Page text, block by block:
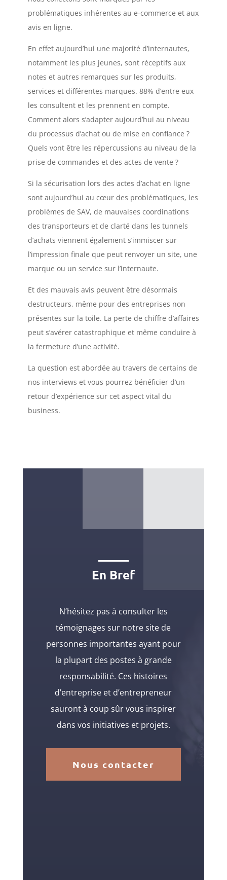
problématiques inhérentes au e-commerce et aux
avis en ligne.
En effet aujourd’hui une majorité d’internautes,
notamment les plus jeunes, sont réceptifs aux
notes et autres remarques sur les produits,
services et différentes marques. 88% d’entre eux
les consultent et les prennent en compte.
Comment alors s’adapter aujourd’hui au niveau
du processus d’achat ou de mise en confiance ?
Quels vont être les répercussions au niveau de la
prise de commandes et des actes de vente ?
Si la sécurisation lors des actes d’achat en ligne
sont aujourd’hui au cœur des problématiques, les
problèmes de SAV, de mauvaises coordinations
des transporteurs et de clarté dans les tunnels
d’achats viennent également s’immiscer sur
l’impression finale que peut renvoyer un site, une
marque ou un service sur l’internaute.
Et des mauvais avis peuvent être désormais
destructeurs, même pour des entreprises non
présentes sur la toile. La perte de chiffre d’affaires
peut s’avérer catastrophique et même conduire à
la fermeture d’une activité.
La question est abordée au travers de certains de
nos interviews et vous pourrez bénéficier d’un
retour d’expérience sur cet aspect vital du
business.
En Bref
N’hésitez pas à consulter les
témoignages sur notre site de
personnes importantes ayant pour
la plupart des postes à grande
responsabilité. Ces histoires
d’entreprise et d’entrepreneur
sauront à coup sûr vous inspirer
dans vos initiatives et projets.
Nous contacter